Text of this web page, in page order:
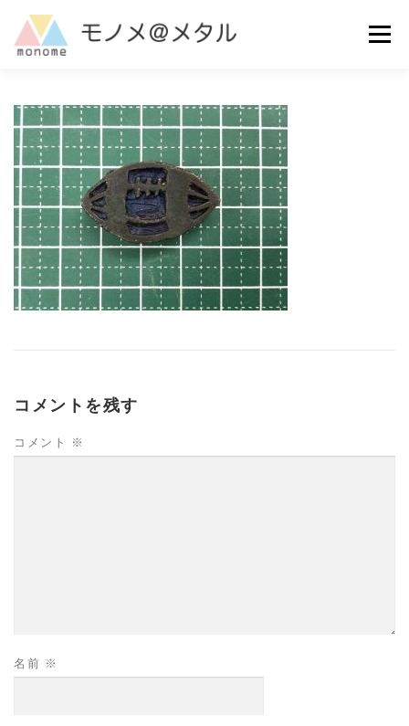
メニュー
MAKE ご利用ガイド よくある質問
コメントを残す
コメント ※
名前 ※